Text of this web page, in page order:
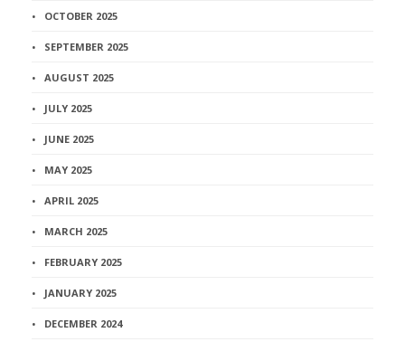
OCTOBER 2025
SEPTEMBER 2025
AUGUST 2025
JULY 2025
JUNE 2025
MAY 2025
APRIL 2025
MARCH 2025
FEBRUARY 2025
JANUARY 2025
DECEMBER 2024